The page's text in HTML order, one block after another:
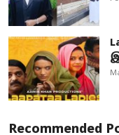
Recommended